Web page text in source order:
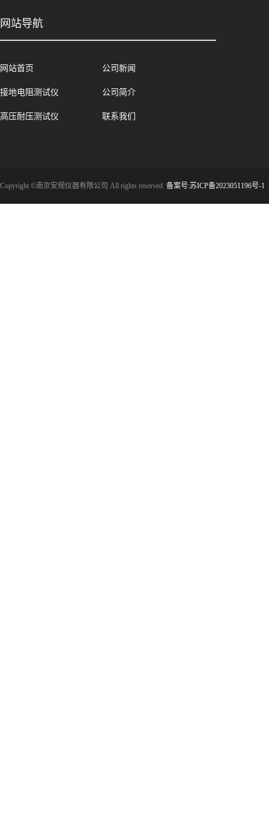
网站导航
网站首页 公司新闻
接地电阻测试仪 公司简介
高压耐压测试仪 联系我们
Copyright ©南京安规仪器有限公司 All rights reserved. 备案号:苏ICP备2023051196号-1